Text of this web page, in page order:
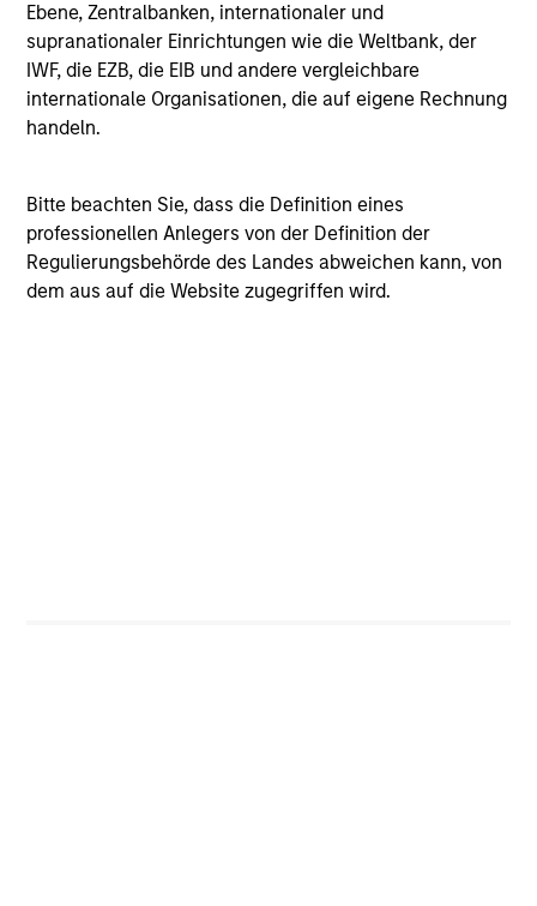
Ebene, Zentralbanken, internationaler und
supranationaler Einrichtungen wie die Weltbank, der
IWF, die EZB, die EIB und andere vergleichbare
internationale Organisationen, die auf eigene Rechnung
handeln.
Bitte beachten Sie, dass die Definition eines
professionellen Anlegers von der Definition der
Regulierungsbehörde des Landes abweichen kann, von
dem aus auf die Website zugegriffen wird.
Emerging Markets Equity
ISIN: LU0360480692
Asia Equity Fund
Investment Team:
Factsheet
Factsheet (DE)
Commentary (DE)
Commentary (EN)